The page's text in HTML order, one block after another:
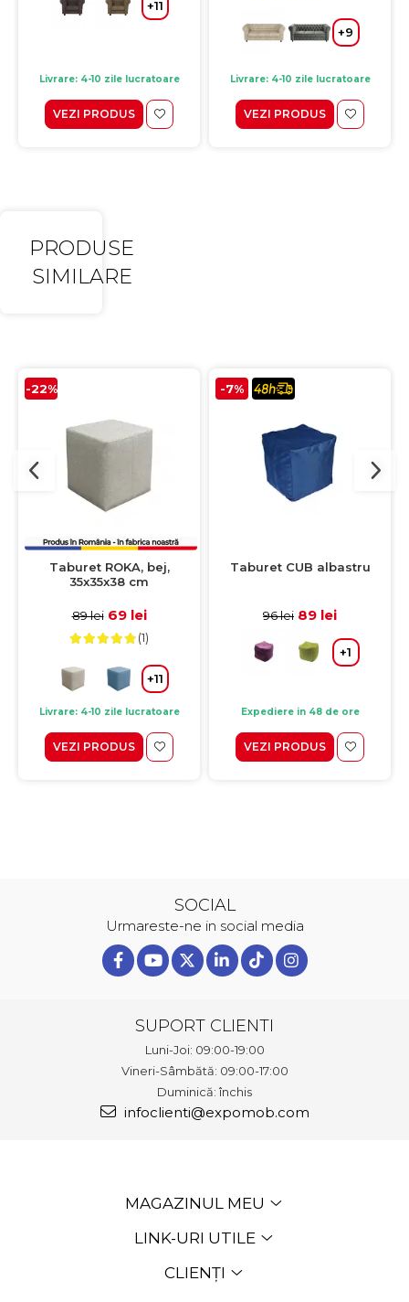
+11
Livrare: 4-10 zile lucratoare
VEZI PRODUS
+9
Livrare: 4-10 zile lucratoare
VEZI PRODUS
PRODUSE
SIMILARE
-22%
Taburet ROKA, bej,
35x35x38 cm
89 lei 69 lei
(1)
+11
Livrare: 4-10 zile lucratoare
VEZI PRODUS
-7%
Taburet CUB albastru
96 lei 89 lei
+1
Expediere in 48 de ore
VEZI PRODUS
SOCIAL
Urmareste-ne in social media
SUPORT CLIENTI
Luni-Joi: 09:00-19:00
Vineri-Sâmbătă: 09:00-17:00
Duminică: închis
infoclienti@expomob.com
MAGAZINUL MEU
LINK-URI UTILE
CLIENȚI